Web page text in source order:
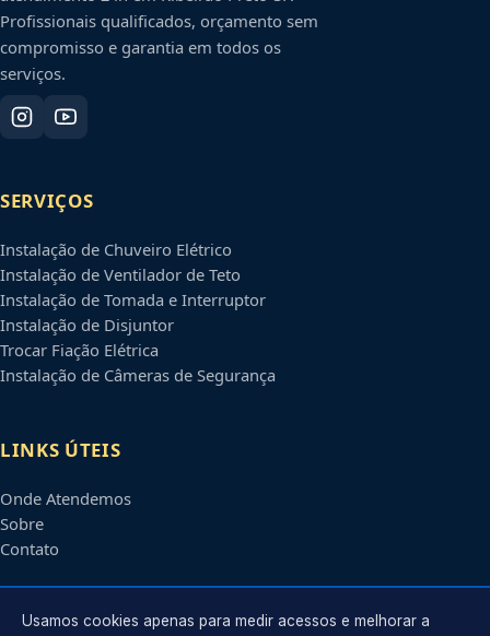
Profissionais qualificados, orçamento sem
compromisso e garantia em todos os
serviços.
SERVIÇOS
Instalação de Chuveiro Elétrico
Instalação de Ventilador de Teto
Instalação de Tomada e Interruptor
Instalação de Disjuntor
Trocar Fiação Elétrica
Instalação de Câmeras de Segurança
LINKS ÚTEIS
Onde Atendemos
Sobre
Contato
CONTATO
Usamos cookies apenas para medir acessos e melhorar a